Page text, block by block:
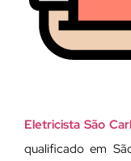
Eletricista São
qualificado em